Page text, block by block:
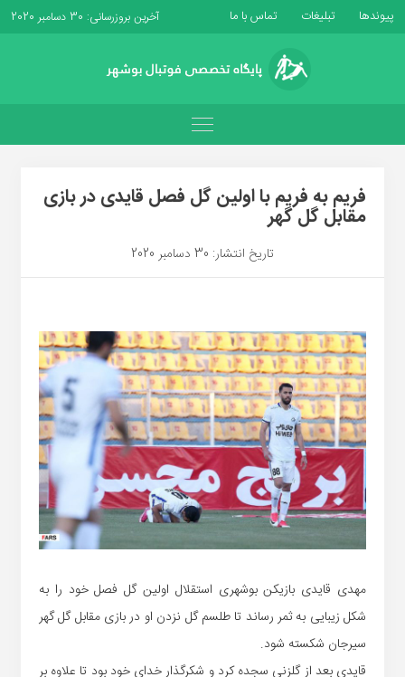
پیوندها تبلیغات تماس با ما آخرین بروزرسانی: 30 دسامبر 2020
فریم به فریم با اولین گل فصل قایدی در بازی
مقابل گل گهر
تاریخ انتشار: 30 دسامبر 2020
مهدی قایدی بازیکن بوشهری استقلال اولین گل فصل خود را به
شکل زیبایی به ثمر رساند تا طلسم گل نزدن او در بازی مقابل گل گهر
سیرجان شکسته شود.
قایدی بعد از گلزنی سجده کرد و شکرگذار خدای خود بود تا علاوه بر